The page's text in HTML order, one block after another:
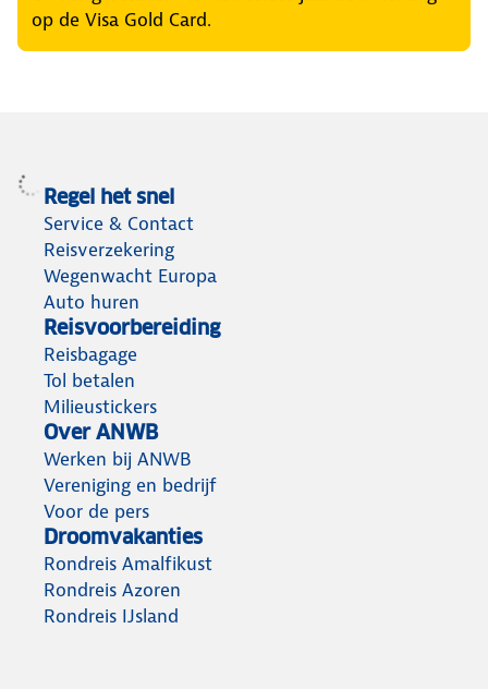
op de Visa Gold Card.
Regel het snel
Service & Contact
Reisverzekering
Wegenwacht Europa
Auto huren
Reisvoorbereiding
Reisbagage
Tol betalen
Milieustickers
Over ANWB
Werken bij ANWB
Vereniging en bedrijf
Voor de pers
Droomvakanties
Rondreis Amalfikust
Rondreis Azoren
Rondreis IJsland